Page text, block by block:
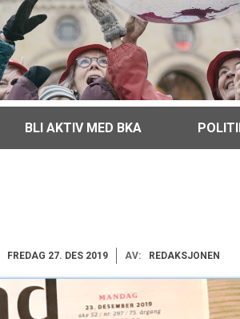
BLI AKTIV MED BKA
FREDAG 27. DES 2019 AV: REDAKSJONEN